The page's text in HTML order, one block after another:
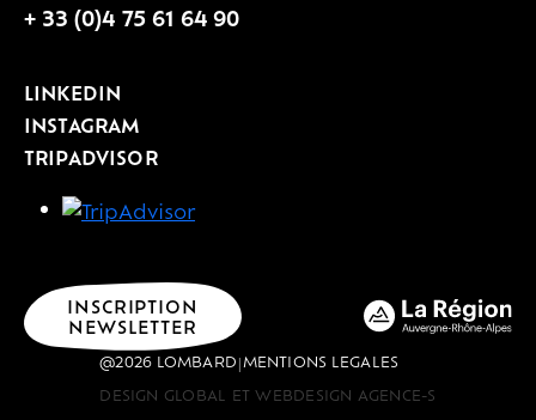
+ 33 (0)4 75 61 64 90
LINKEDIN
INSTAGRAM
TRIPADVISOR
INSCRIPTION
NEWSLETTER
@2026 LOMBARD|MENTIONS LEGALES
DESIGN GLOBAL ET WEBDESIGN AGENCE-S